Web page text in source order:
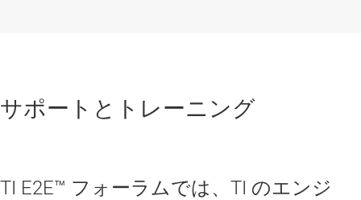
サポートとトレーニング
TI E2E™ フォーラムでは、TI のエンジ